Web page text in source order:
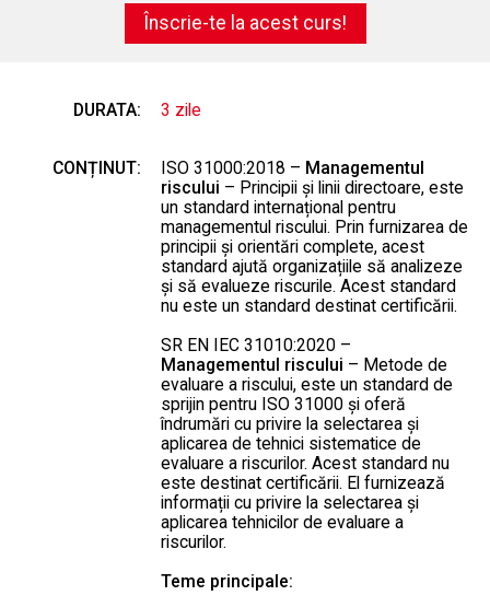
Înscrie-te la acest curs!
DURATA: 3 zile
CONȚINUT: ISO 31000:2018 – Managementul
riscului – Principii și linii directoare, este
un standard internațional pentru
managementul riscului. Prin furnizarea de
principii și orientări complete, acest
standard ajută organizațiile să analizeze
și să evalueze riscurile. Acest standard
nu este un standard destinat certificării.
SR EN IEC 31010:2020 –
Managementul riscului – Metode de
evaluare a riscului, este un standard de
sprijin pentru ISO 31000 și oferă
îndrumări cu privire la selectarea și
aplicarea de tehnici sistematice de
evaluare a riscurilor. Acest standard nu
este destinat certificării. El furnizează
informații cu privire la selectarea și
aplicarea tehnicilor de evaluare a
riscurilor.
Teme principale: